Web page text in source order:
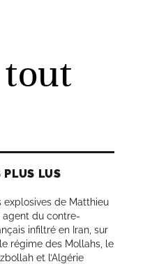
PLUS LUS
explosives de Matthieu
agent du contre-
infiltré en Iran, sur
régime des Mollahs, le
et l’Algérie